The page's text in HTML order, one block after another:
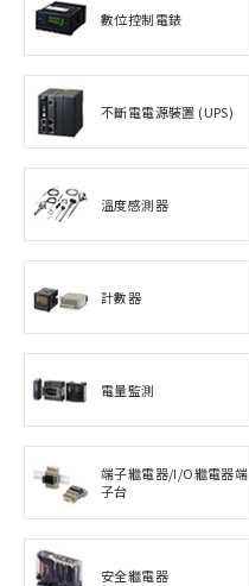
數位控制電錶
不斷電電源裝置 (UPS)
溫度感測器
計數器
電量監測
端子繼電器/I/O繼電器端
子台
安全繼電器